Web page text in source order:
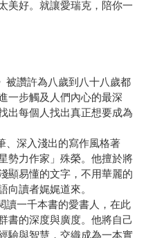
美好。就讓愛瑞克，陪你一
被讚許為八歲到八十八歲都
一步觸及人們內心的最深
出每個人找出真正想要成為
、深入淺出的寫作風格著
勢力作家」殊榮。他擅於將
顯易懂的文字，不用華麗的
向讀者娓娓道來。
讀一千本書的愛書人，在此
書的深度與廣度。他將自己
驗與智慧，交織成為一本實